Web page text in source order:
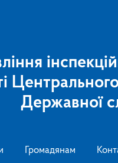
Державної
Громадянам